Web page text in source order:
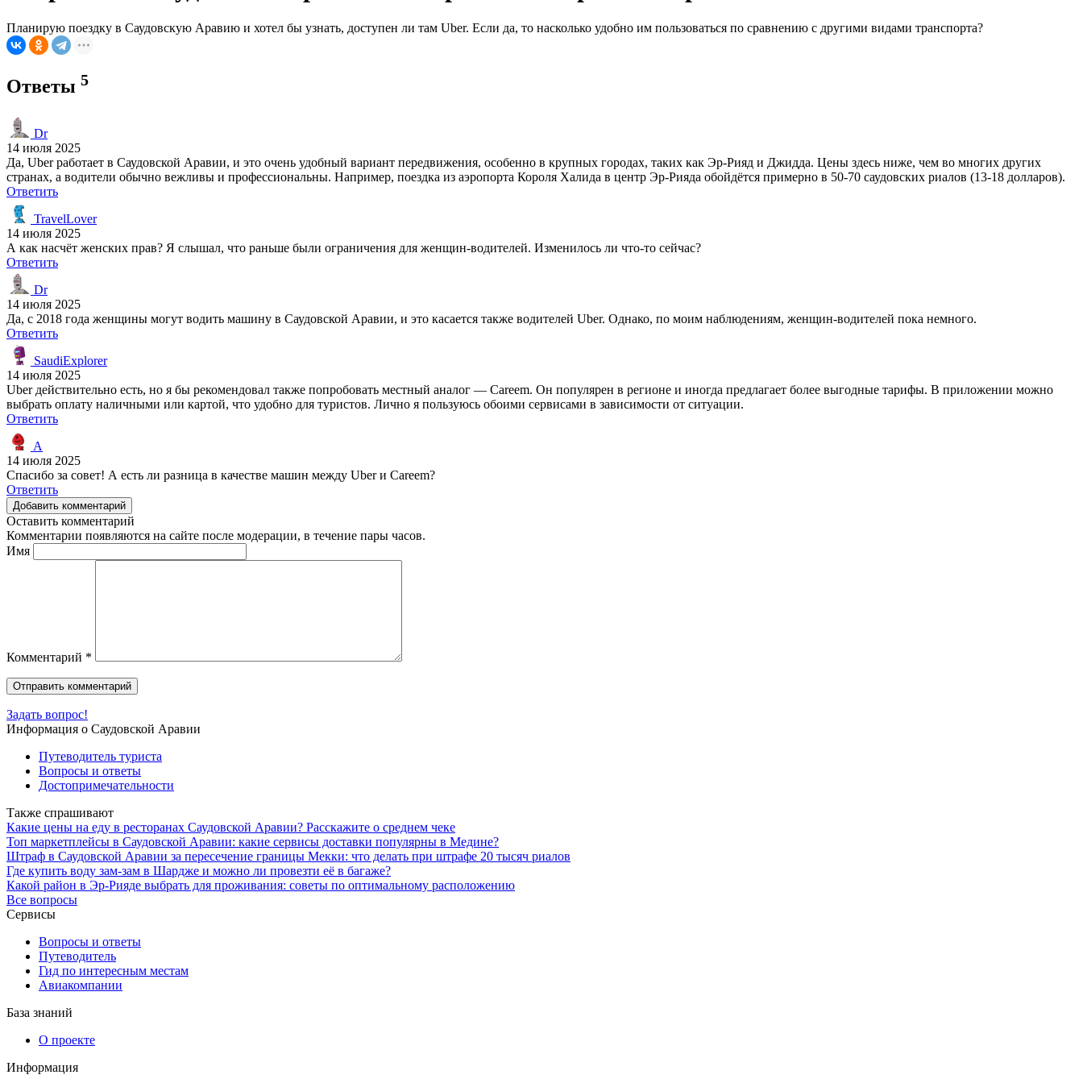
Планирую поездку в Саудовскую Аравию и хотел бы узнать, доступен ли там Uber. Если да, то насколько удобно им пользоваться по сравнению с другими видами транспорта?
Ответы 5
Dr
14 июля 2025
Да, Uber работает в Саудовской Аравии, и это очень удобный вариант передвижения, особенно в крупных городах, таких как Эр-Рияд и Джидда. Цены здесь ниже, чем во многих других
странах, а водители обычно вежливы и профессиональны. Например, поездка из аэропорта Короля Халида в центр Эр-Рияда обойдётся примерно в 50-70 саудовских риалов (13-18 долларов).
Ответить
TravelLover
14 июля 2025
А как насчёт женских прав? Я слышал, что раньше были ограничения для женщин-водителей. Изменилось ли что-то сейчас?
Ответить
Dr
14 июля 2025
Да, с 2018 года женщины могут водить машину в Саудовской Аравии, и это касается также водителей Uber. Однако, по моим наблюдениям, женщин-водителей пока немного.
Ответить
SaudiExplorer
14 июля 2025
Uber действительно есть, но я бы рекомендовал также попробовать местный аналог — Careem. Он популярен в регионе и иногда предлагает более выгодные тарифы. В приложении можно
выбрать оплату наличными или картой, что удобно для туристов. Лично я пользуюсь обоими сервисами в зависимости от ситуации.
Ответить
A
14 июля 2025
Спасибо за совет! А есть ли разница в качестве машин между Uber и Careem?
Ответить
Добавить комментарий
Оставить комментарий
Комментарии появляются на сайте после модерации, в течение пары часов.
Имя
Комментарий *
Задать вопрос!
Информация о Саудовской Аравии
Путеводитель туриста
Вопросы и ответы
Достопримечательности
Также спрашивают
Какие цены на еду в ресторанах Саудовской Аравии? Расскажите о среднем чеке
Топ маркетплейсы в Саудовской Аравии: какие сервисы доставки популярны в Медине?
Штраф в Саудовской Аравии за пересечение границы Мекки: что делать при штрафе 20 тысяч риалов
Где купить воду зам-зам в Шардже и можно ли провезти её в багаже?
Какой район в Эр-Рияде выбрать для проживания: советы по оптимальному расположению
Все вопросы
Сервисы
Вопросы и ответы
Путеводитель
Гид по интересным местам
Авиакомпании
База знаний
О проекте
Информация